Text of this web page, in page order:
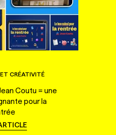
CRÉATIVITÉ
Coutu = une
pour la